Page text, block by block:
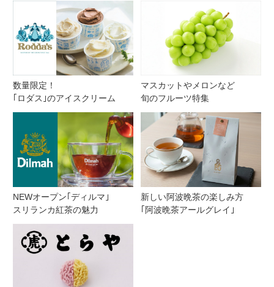
数量限定！
｢ロダス｣のアイスクリーム
マスカットやメロンなど
旬のフルーツ特集
NEWオープン｢ディルマ｣
スリランカ紅茶の魅力
新しい阿波晩茶の楽しみ方
｢阿波晩茶アールグレイ｣